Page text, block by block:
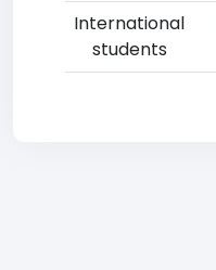
International
students